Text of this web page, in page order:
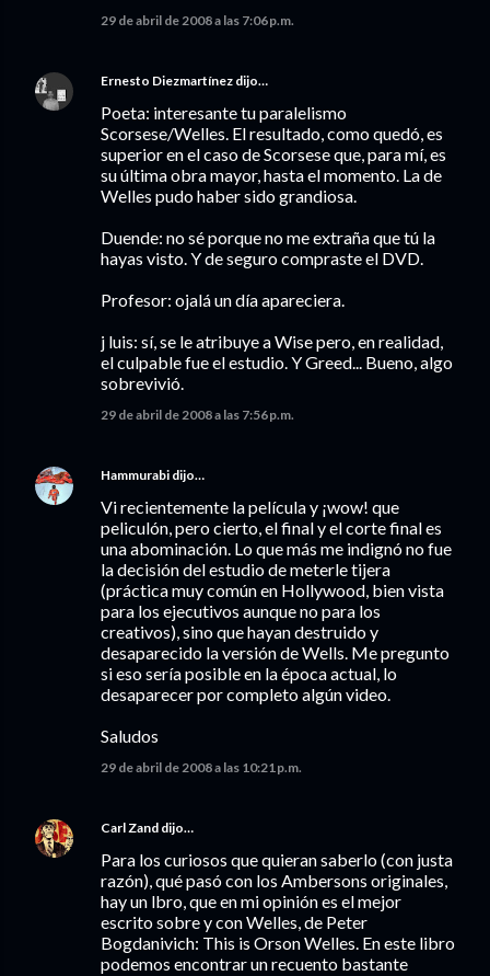
29 de abril de 2008 a las 7:06 p.m.
Ernesto Diezmartínez dijo…
Poeta: interesante tu paralelismo
Scorsese/Welles. El resultado, como quedó, es
superior en el caso de Scorsese que, para mí, es
su última obra mayor, hasta el momento. La de
Welles pudo haber sido grandiosa.
Duende: no sé porque no me extraña que tú la
hayas visto. Y de seguro compraste el DVD.
Profesor: ojalá un día apareciera.
j luis: sí, se le atribuye a Wise pero, en realidad,
el culpable fue el estudio. Y Greed... Bueno, algo
sobrevivió.
29 de abril de 2008 a las 7:56 p.m.
Hammurabi dijo…
Vi recientemente la película y ¡wow! que
peliculón, pero cierto, el final y el corte final es
una abominación. Lo que más me indignó no fue
la decisión del estudio de meterle tijera
(práctica muy común en Hollywood, bien vista
para los ejecutivos aunque no para los
creativos), sino que hayan destruido y
desaparecido la versión de Wells. Me pregunto
si eso sería posible en la época actual, lo
desaparecer por completo algún video.
Saludos
29 de abril de 2008 a las 10:21 p.m.
Carl Zand dijo…
Para los curiosos que quieran saberlo (con justa
razón), qué pasó con los Ambersons originales,
hay un lbro, que en mi opinión es el mejor
escrito sobre y con Welles, de Peter
Bogdanivich: This is Orson Welles. En este libro
podemos encontrar un recuento bastante